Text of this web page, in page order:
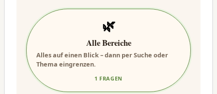
🌿
Alle Bereiche
Alles auf einen Blick – dann per Suche oder
Thema eingrenzen.
1 FRAGEN